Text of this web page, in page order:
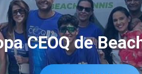
CEOQ Ranch